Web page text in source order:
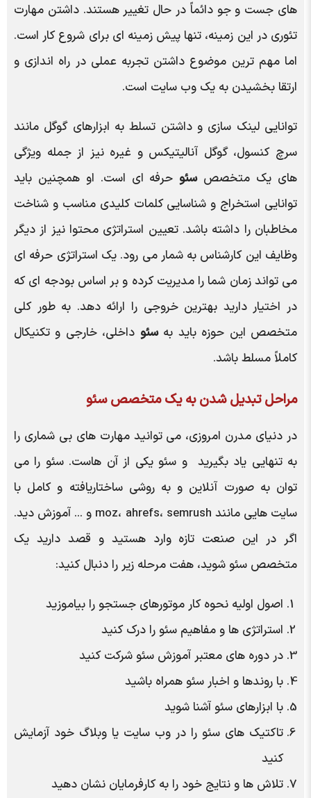
های جست و جو دائماً در حال تغییر هستند. داشتن مهارت
تئوری در این زمینه، تنها پیش زمینه ای برای شروع کار است.
اما مهم ترین موضوع داشتن تجربه عملی در راه اندازی و
ارتقا بخشیدن به یک وب سایت است.
توانایی لینک سازی و داشتن تسلط به ابزارهای گوگل مانند
سرچ کنسول، گوگل آنالیتیکس و غیره نیز از جمله ویژگی
های یک متخصصسئوحرفه ای است. او همچنین باید
توانایی استخراج و شناسایی کلمات کلیدی مناسب و شناخت
مخاطبان را داشته باشد. تعیین استراتژی محتوا نیز از دیگر
وظایف این کارشناس به شمار می رود. یک استراتژی حرفه ای
می تواند زمان شما را مدیریت کرده و بر اساس بودجه ای که
در اختیار دارید بهترین خروجی را ارائه دهد. به طور کلی
متخصص این حوزه باید بهسئو داخلی، خارجی و تکنیکال
کاملاً مسلط باشد.
مراحل تبدیل شدن به یک متخصص سئو
در دنیای مدرن امروزی، می توانید مهارت های بی شماری را
به تنهایی یاد بگیرید و سئو یکی از آن هاست. سئو را می
توان به صورت آنلاین و به روشی ساختاریافته و کامل با
سایت هایی مانند moz، ahrefs، semrush و ... آموزش دید.
اگر در این صنعت تازه وارد هستید و قصد دارید یک
متخصص سئو شوید، هفت مرحله زیر را دنبال کنید:
اصول اولیه نحوه کار موتورهای جستجو را بیاموزید
استراتژی ها و مفاهیم سئو را درک کنید
در دوره های معتبر آموزش سئو شرکت کنید
با روندها و اخبار سئو همراه باشید
با ابزارهای سئو آشنا شوید
تاکتیک های سئو را در وب سایت یا وبلاگ خود آزمایش
کنید
تلاش ها و نتایج خود را به کارفرمایان نشان دهید